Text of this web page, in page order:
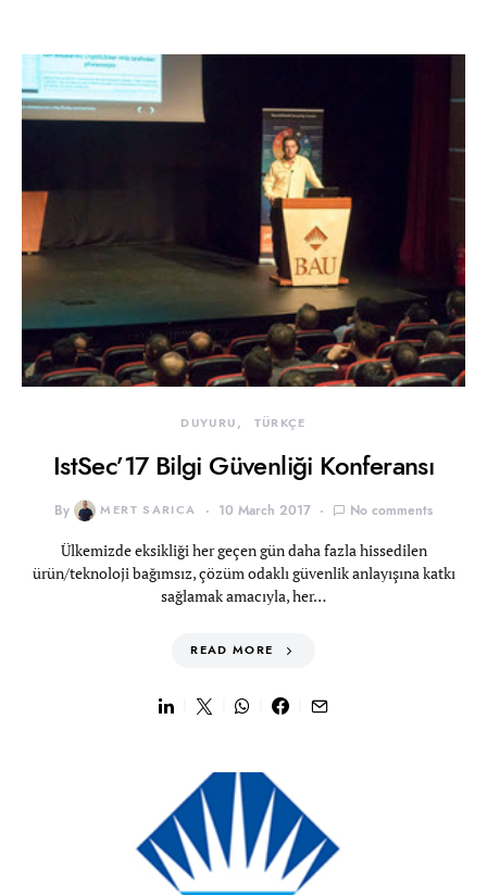
DUYURU TÜRKÇE
IstSec’17 Bilgi Güvenliği Konferansı
By MERT SARICA 10 March 2017 No comments
Ülkemizde eksikliği her geçen gün daha fazla hissedilen
ürün/teknoloji bağımsız, çözüm odaklı güvenlik anlayışına katkı
sağlamak amacıyla, her…
READ MORE